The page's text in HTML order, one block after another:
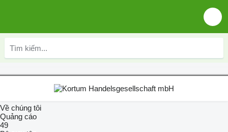
Về chúng tôi
Quảng cáo
49